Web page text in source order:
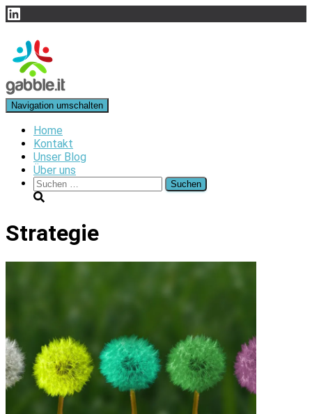
LinkedIn
Navigation umschalten
Home
Kontakt
Unser Blog
Über uns
Suchen
nach:
Strategie